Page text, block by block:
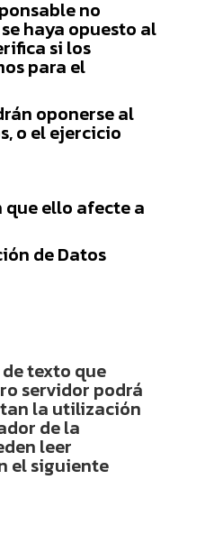
no
haya opuesto al
si los
para el
oponerse al
o el ejercicio
que ello afecte a
de Datos
texto que
servidor podrá
la utilización
de la
leer
el siguiente